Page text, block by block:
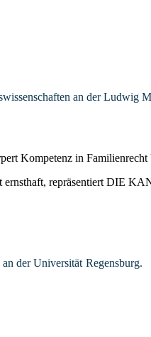
an der
an der Universität